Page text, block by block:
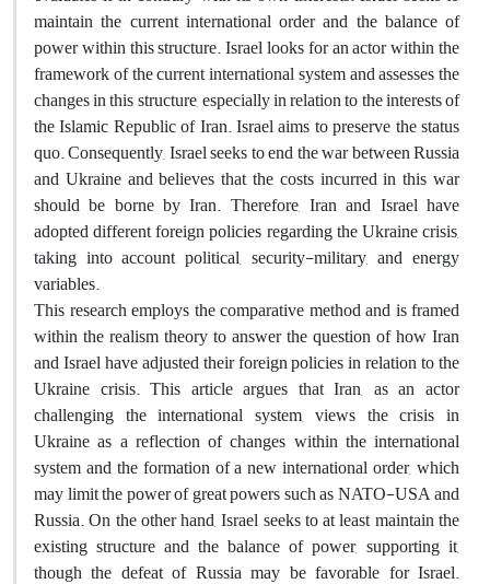
maintain the current international order and the balance of
power within this structure. Israel looks for an actor within the
framework of the current international system and assesses the
changes in this structure, especially in relation to the interests of
the Islamic Republic of Iran. Israel aims to preserve the status
quo. Consequently, Israel seeks to end the war between Russia
and Ukraine and believes that the costs incurred in this war
should be borne by Iran. Therefore, Iran and Israel have
adopted different foreign policies regarding the Ukraine crisis,
taking into account political, security-military, and energy
variables.
This research employs the comparative method and is framed
within the realism theory to answer the question of how Iran
and Israel have adjusted their foreign policies in relation to the
Ukraine crisis. This article argues that Iran, as an actor
challenging the international system, views the crisis in
Ukraine as a reflection of changes within the international
system and the formation of a new international order, which
may limit the power of great powers such as NATO-USA and
Russia. On the other hand, Israel seeks to at least maintain the
existing structure and the balance of power, supporting it,
though the defeat of Russia may be favorable for Israel.